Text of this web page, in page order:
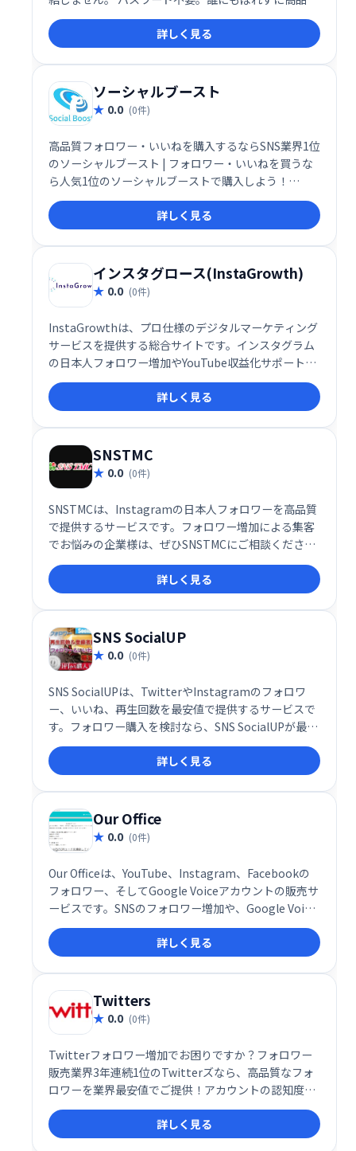
フォロワーを買うことができます。 日本人のスタッフ
で運営されています。詳しく見る
ソーシャルブースト
0.0 (0件)
高品質フォロワー・いいねを購入するならSNS業界1位
のソーシャルブースト | フォロワー・いいねを買うな
ら人気1位のソーシャルブーストで購入しよう！
twitter・instagram・youtube・facebook・
Tiktok・LINEならSocial Boost♪
詳しく見る
インスタグロース(InstaGrowth)
0.0 (0件)
InstaGrowthは、プロ仕様のデジタルマーケティング
サービスを提供する総合サイトです。インスタグラム
の日本人フォロワー増加やYouTube収益化サポートな
ど、多様なサービスでお客様のビジネス成長を支援し
ます。
詳しく見る
SNSTMC
0.0 (0件)
SNSTMCは、Instagramの日本人フォロワーを高品質
で提供するサービスです。フォロワー増加による集客
でお悩みの企業様は、ぜひSNSTMCにご相談くださ
い。SNS集客に関するあらゆるニーズに対応し、ビジ
ネスの成長を支援します。詳しく見る
SNS SocialUP
0.0 (0件)
SNS SocialUPは、TwitterやInstagramのフォロワ
ー、いいね、再生回数を最安値で提供するサービスで
す。フォロワー購入を検討なら、SNS SocialUPが最適
です。システム納品による迅速な提供で、あなたの
SNSアカウントを効果的に成長させます。手軽に利用
できるサービスで、費用対効果の高い運用をサポート
します。
詳しく見る
Our Office
0.0 (0件)
Our Officeは、YouTube、Instagram、Facebookの
フォロワー、そしてGoogle Voiceアカウントの販売サ
ービスです。SNSのフォロワー増加や、Google Voice
アカウントの取得でお困りの方におすすめです。手軽
にアカウント数を増やし、オンライン上の存在感を高
めたい方、ぜひご利用ください。
詳しく見る
Twitters
0.0 (0件)
Twitterフォロワー増加でお困りですか？フォロワー
販売業界3年連続1位のTwitterズなら、高品質なフォ
ロワーを業界最安値でご提供！アカウントの認知度向
上やエンゲージメントの拡大に貢献します。ぜひ、
Twitterズで理想のフォロワーを獲得し、Twitter戦略
を成功させましょう！
詳しく見る